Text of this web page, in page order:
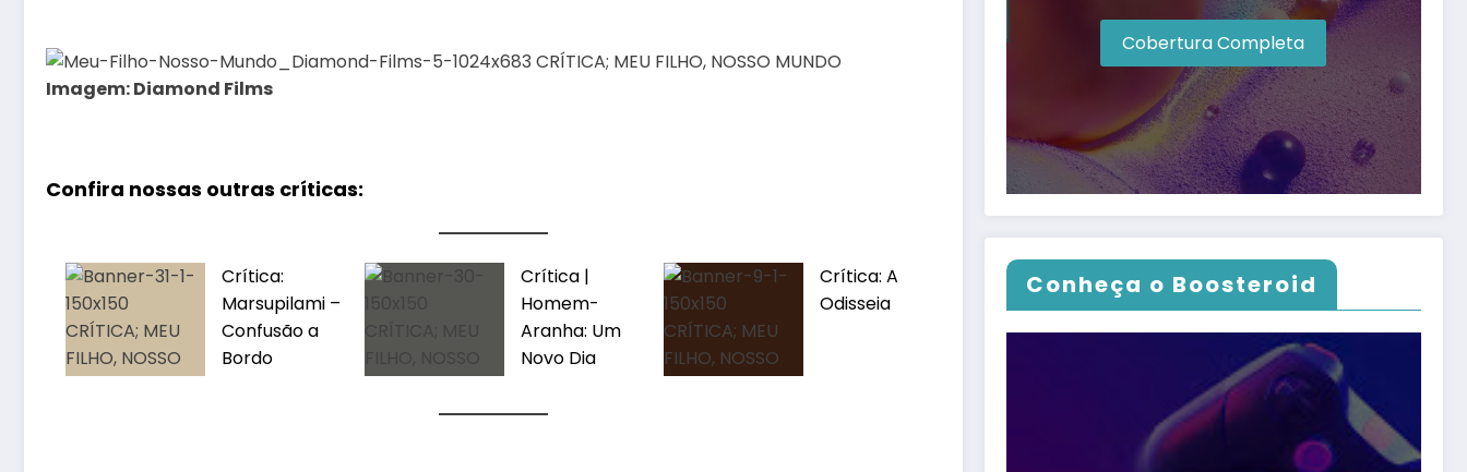
Imagem: Diamond Films
Confira nossas outras críticas:
Crítica:
Marsupilami –
Confusão a
Bordo
Crítica |
Homem-
Aranha: Um
Novo Dia
Crítica: A
Odisseia
Cobertura Completa
Conheça o Boosteroid